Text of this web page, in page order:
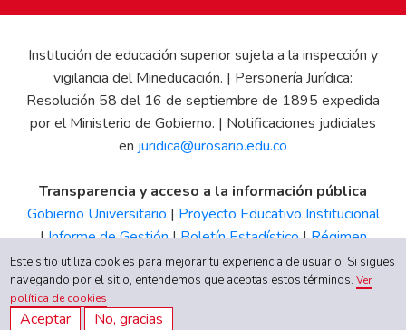
Institución de educación superior sujeta a la inspección y
vigilancia del Mineducación. | Personería Jurídica:
Resolución 58 del 16 de septiembre de 1895 expedida
por el Ministerio de Gobierno. | Notificaciones judiciales
en juridica@urosario.edu.co
Transparencia y acceso a la información pública
Gobierno Universitario | Proyecto Educativo Institucional
|Informe de Gestión|Boletín Estadístico|Régimen
Tributario|Estados Financieros |Código de Ética| Canal
de Integridad UR
Este sitio utiliza cookies para mejorar tu experiencia de usuario. Si sigues
navegando por el sitio, entendemos que aceptas estos términos.Ver
política de cookies
Aceptar No, gracias